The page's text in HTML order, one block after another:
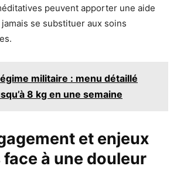
peuvent apporter une aide
se substituer aux soins
militaire : menu détaillé
8 kg en une semaine
et enjeux
à une douleur